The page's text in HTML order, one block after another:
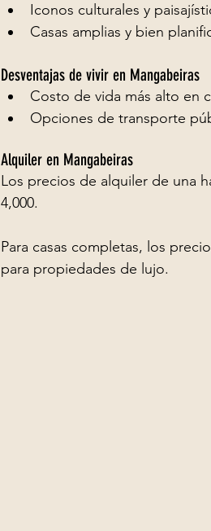
Iconos culturales y
Casas amplias y bien
Desventajas de vivir en Mangabeiras
Costo de vida más alto en
Opciones de transporte
Alquiler en Mangabeiras
Los precios de alquiler de una
4,000.
Para casas completas, los
para propiedades de lujo.